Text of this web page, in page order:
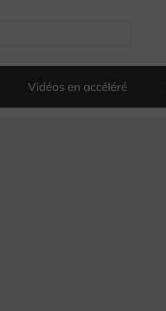
Vidéos en accéléré